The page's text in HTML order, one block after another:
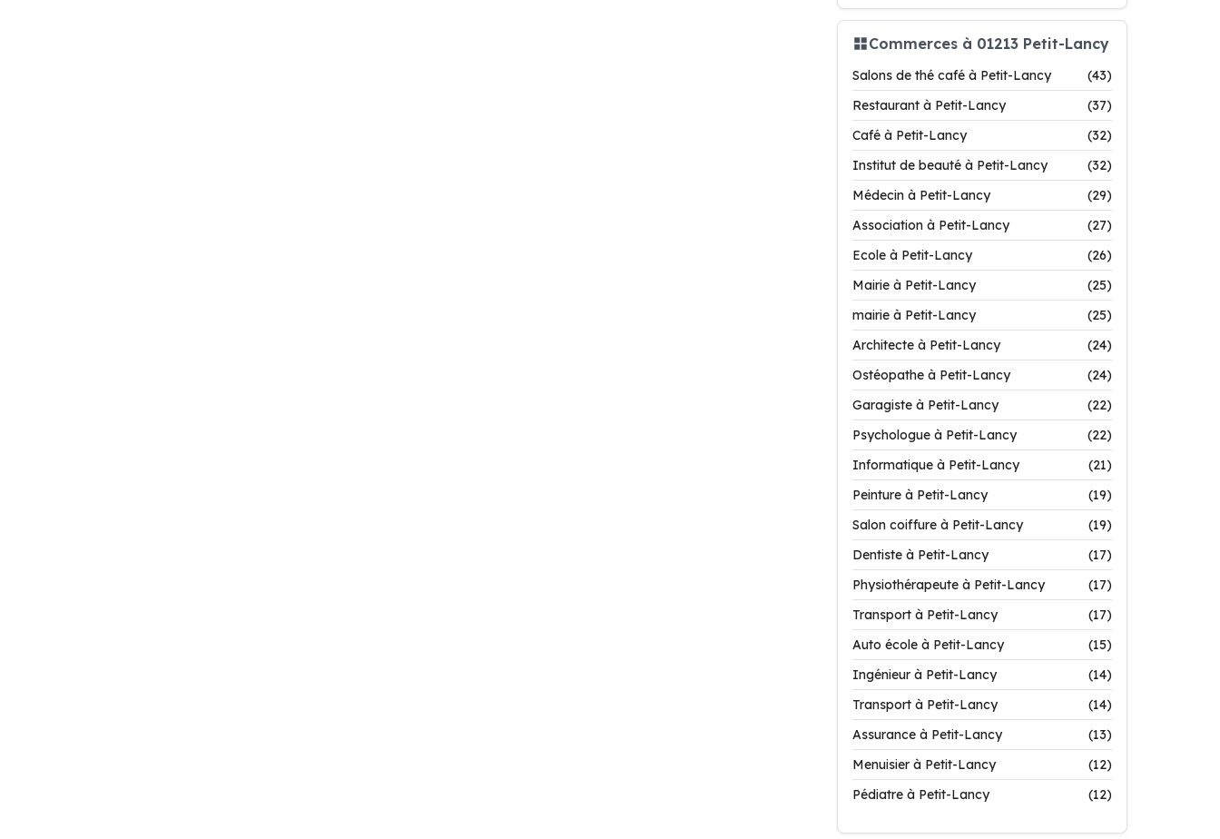
Commerces à 01213 Petit-Lancy
Salons de thé café à Petit-Lancy
(43)
Restaurant à Petit-Lancy
(37)
Café à Petit-Lancy
(32)
Institut de beauté à Petit-Lancy
(32)
Médecin à Petit-Lancy
(29)
Association à Petit-Lancy
(27)
Ecole à Petit-Lancy
(26)
Mairie à Petit-Lancy
(25)
mairie à Petit-Lancy
(25)
Architecte à Petit-Lancy
(24)
Ostéopathe à Petit-Lancy
(24)
Garagiste à Petit-Lancy
(22)
Psychologue à Petit-Lancy
(22)
Informatique à Petit-Lancy
(21)
Peinture à Petit-Lancy
(19)
Salon coiffure à Petit-Lancy
(19)
Dentiste à Petit-Lancy
(17)
Physiothérapeute à Petit-Lancy
(17)
Transport à Petit-Lancy
(17)
Auto école à Petit-Lancy
(15)
Ingénieur à Petit-Lancy
(14)
Transport à Petit-Lancy
(14)
Assurance à Petit-Lancy
(13)
Menuisier à Petit-Lancy
(12)
Pédiatre à Petit-Lancy
(12)